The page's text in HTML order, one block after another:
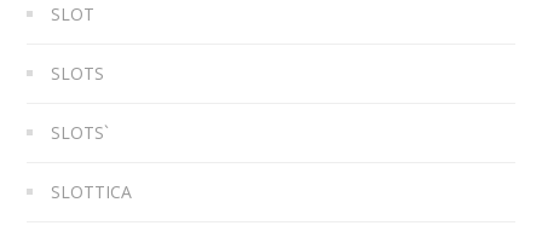
SLOT
SLOTS
SLOTS`
SLOTTICA